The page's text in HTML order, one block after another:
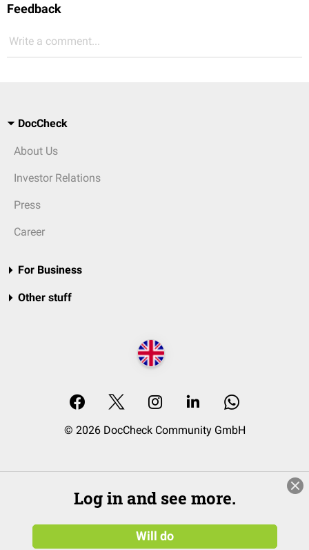
Feedback
Write a comment...
DocCheck
About Us
Investor Relations
Press
Career
For Business
Other stuff
© 2026 DocCheck Community GmbH
Log in and see more.
Will do